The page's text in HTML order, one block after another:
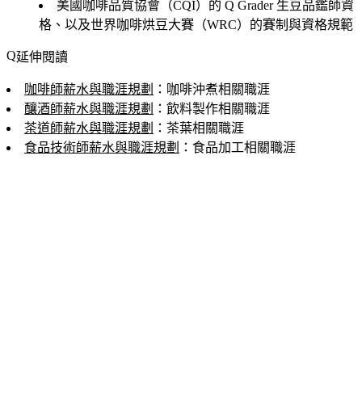
美國咖啡品質協會（CQI）的 Q Grader 生豆品鑑師資
格、以及世界咖啡烘豆大賽（WRC）的賽制與資格規範
延伸閱讀
咖啡師薪水與職涯規劃 ：咖啡沖煮相關職涯
釀酒師薪水與職涯規劃 ：飲料製作相關職涯
茶道師薪水與職涯規劃 ：茶葉相關職涯
食品技術師薪水與職涯規劃 ：食品加工相關職涯